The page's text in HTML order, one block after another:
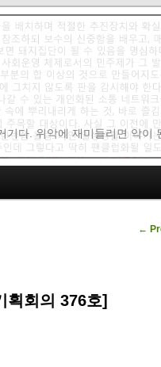
다. 위악에 재미들리면 악이
←
획회의 376호]